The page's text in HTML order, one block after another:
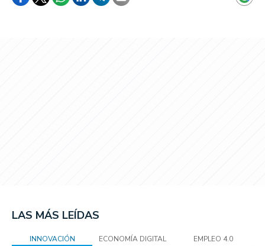
LAS MÁS LEÍDAS
INNOVACIÓN ECONOMÍA DIGITAL EMPLEO 4.0